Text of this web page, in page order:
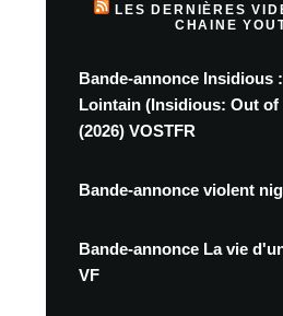
LES DERNIÈRES
CHAINE
Bande-annonce Insidious
Lointain (Insidious: Out of
(2026) VOSTFR
Bande-annonce violent
Bande-annonce La vie
VF